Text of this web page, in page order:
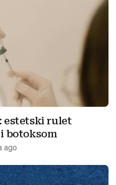
estetski rulet
botoksom
ago